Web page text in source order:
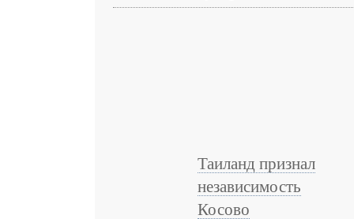
Таиланд признал
независимость
Косово